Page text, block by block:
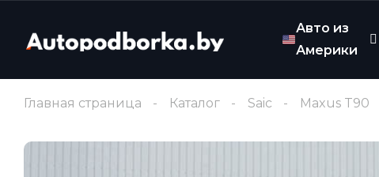
Авто из
Америки
Главная страница Каталог Saic Maxus T90